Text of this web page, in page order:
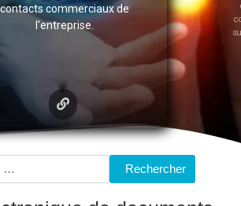
commerciaux de
l'entreprise.
de
sur
Rechercher